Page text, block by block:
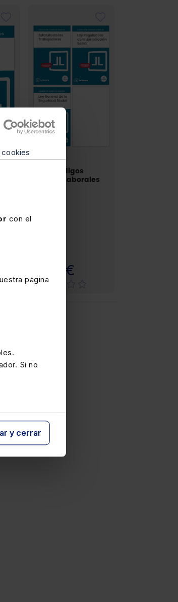
con el
página
Si no
y cerrar
PACKS
Pack Códigos
Básicos Laborales
19,57€